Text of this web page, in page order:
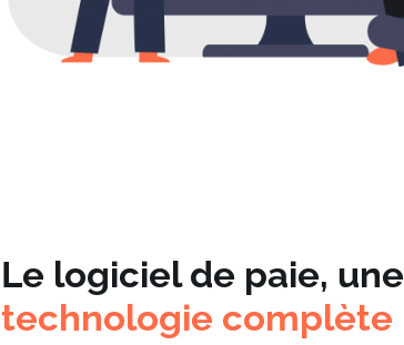
Le logiciel de paie, une
technologie complète